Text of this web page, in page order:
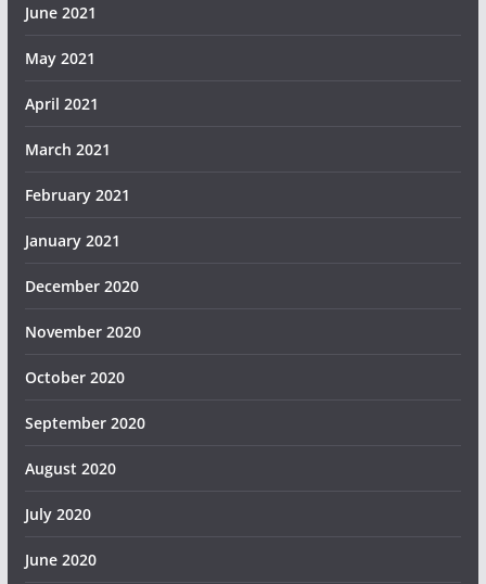
June 2021
May 2021
April 2021
March 2021
February 2021
January 2021
December 2020
November 2020
October 2020
September 2020
August 2020
July 2020
June 2020